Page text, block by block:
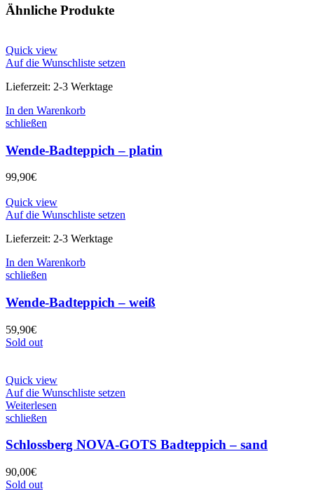
Ähnliche Produkte
Quick view
Auf die Wunschliste setzen
Lieferzeit: 2-3 Werktage
In den Warenkorb
schließen
Wende-Badteppich – platin
99,90€
Quick view
Auf die Wunschliste setzen
Lieferzeit: 2-3 Werktage
In den Warenkorb
schließen
Wende-Badteppich – weiß
59,90€
Sold out
Quick view
Auf die Wunschliste setzen
Weiterlesen
schließen
Schlossberg NOVA-GOTS Badteppich – sand
90,00€
Sold out